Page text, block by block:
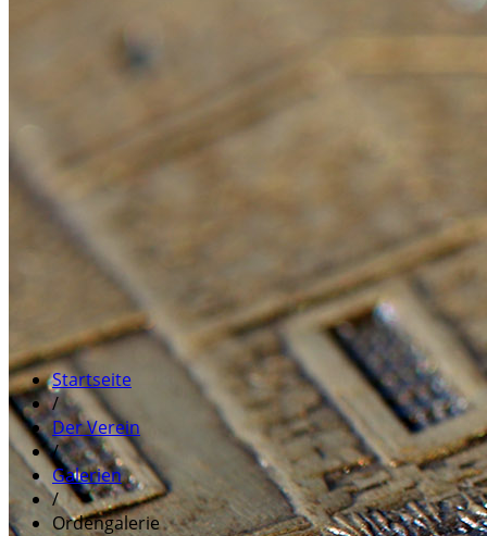
Startseite
/
Der Verein
/
Galerien
/
Ordengalerie